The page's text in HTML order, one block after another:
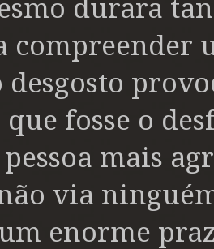
durara
compreender
fosse o
mais
via
enorme